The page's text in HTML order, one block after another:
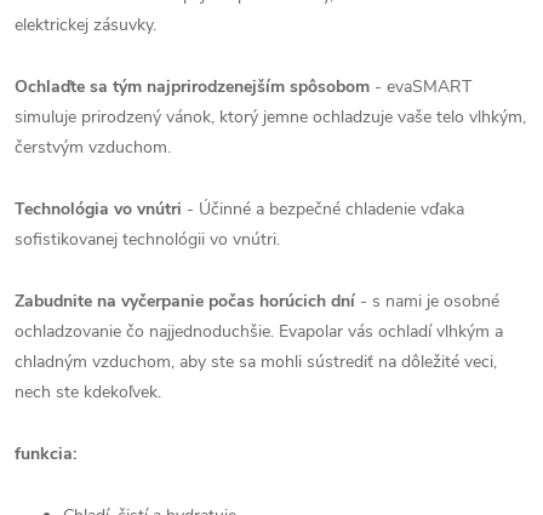
elektrickej zásuvky.
Ochlaďte sa tým najprirodzenejším spôsobom - evaSMART
simuluje prirodzený vánok, ktorý jemne ochladzuje vaše telo vlhkým,
čerstvým vzduchom.
Technológia vo vnútri - Účinné a bezpečné chladenie vďaka
sofistikovanej technológii vo vnútri.
Zabudnite na vyčerpanie počas horúcich dní - s nami je osobné
ochladzovanie čo najjednoduchšie. Evapolar vás ochladí vlhkým a
chladným vzduchom, aby ste sa mohli sústrediť na dôležité veci,
nech ste kdekoľvek.
funkcia: